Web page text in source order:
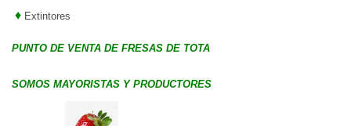
♦ Extintores
PUNTO DE VENTA DE FRESAS DE TOTA
SOMOS MAYORISTAS Y PRODUCTORES